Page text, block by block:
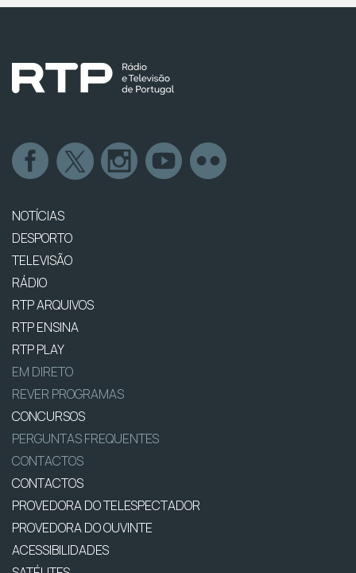
NOTÍCIAS
DESPORTO
TELEVISÃO
RÁDIO
RTP ARQUIVOS
RTP ENSINA
RTP PLAY
EM DIRETO
REVER PROGRAMAS
CONCURSOS
PERGUNTAS FREQUENTES
CONTACTOS
CONTACTOS
PROVEDORA DO TELESPECTADOR
PROVEDORA DO OUVINTE
ACESSIBILIDADES